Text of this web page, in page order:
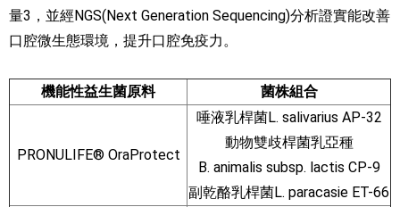
量3，並經NGS(Next Generation Sequencing)分析證實能改善
口腔微生態環境，提升口腔免疫力。
機能性益生菌原料 菌株組合
PRONULIFE® OraProtect
唾液乳桿菌L. salivarius AP-32
動物雙歧桿菌乳亞種
B. animalis subsp. lactis CP-9
副乾酪乳桿菌L. paracasie ET-66